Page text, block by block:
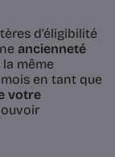
d’éligibilité
ancienneté
la même
en tant que
votre